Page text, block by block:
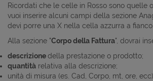
Ricordati che le celle in Rosso sono quelle
vuoi inserire alcuni campi della sezione
devi porre una X nella cella azzurra a fianco.
Alla sezione "Corpo della Fattura", dovrai
descrizionedella prestazione o prodotto;
quantità relativa alla descrizione;
unità di misura (es. Cad, Corpo, mt, ore,